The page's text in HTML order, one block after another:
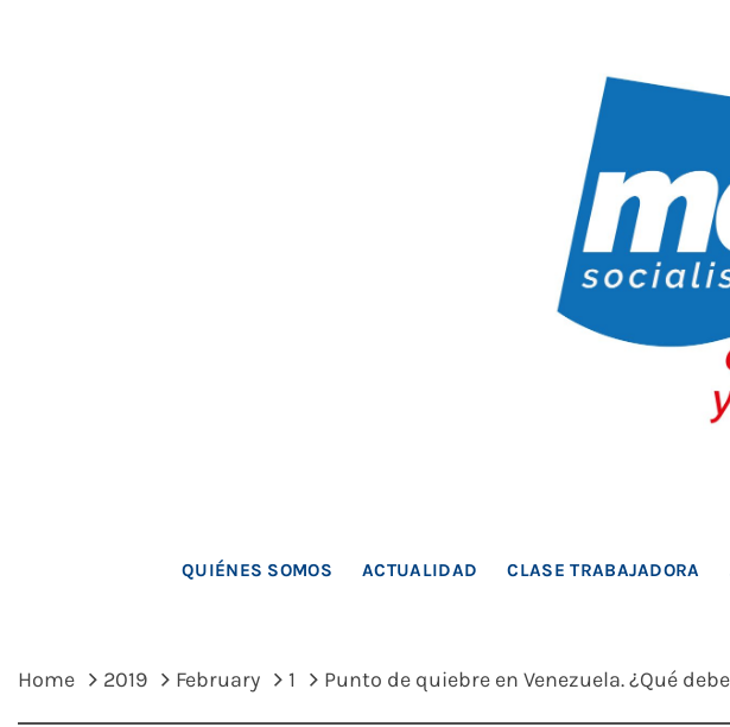
MAREA
QUIÉNES SOMOS ACTUALIDAD CLASE TRABAJADORA
Home 2019 February 1 Punto de quiebre en Venezuela. ¿Qué